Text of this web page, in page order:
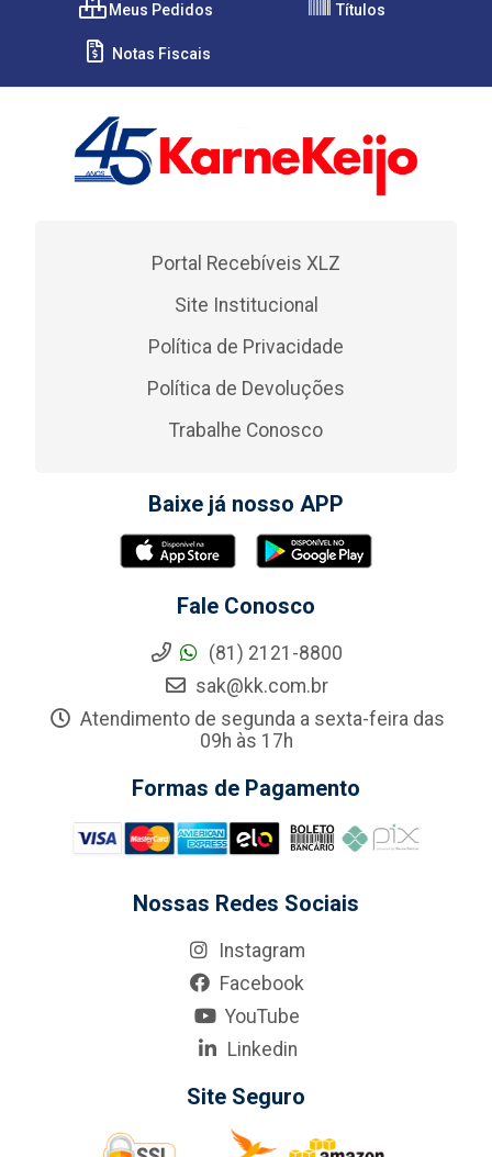
Meus Pedidos Títulos
Notas Fiscais
Portal Recebíveis XLZ
Site Institucional
Política de Privacidade
Política de Devoluções
Trabalhe Conosco
Baixe já nosso APP
Fale Conosco
(81) 2121-8800
sak@kk.com.br
Atendimento de segunda a sexta-feira das
09h às 17h
Formas de Pagamento
Nossas Redes Sociais
Instagram
Facebook
YouTube
Linkedin
Site Seguro